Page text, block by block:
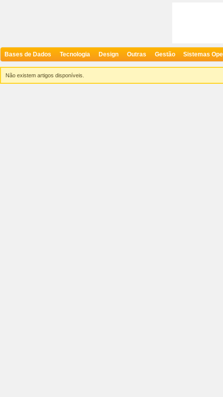
Bases de Dados Tecnologia Design Outras Gestão Sistemas
Não existem artigos disponíveis.